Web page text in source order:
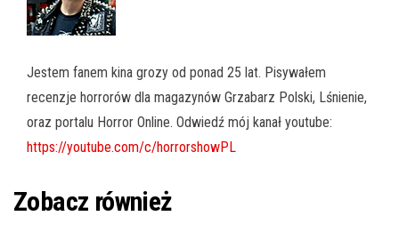
Jestem fanem kina grozy od ponad 25 lat. Pisywałem
recenzje horrorów dla magazynów Grzabarz Polski, Lśnienie,
oraz portalu Horror Online. Odwiedź mój kanał youtube:
https://youtube.com/c/horrorshowPL
Zobacz również